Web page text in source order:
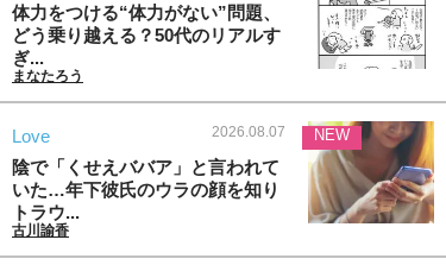
体力をつける“体力がない”問題、
どう乗り越える？50代のリアルす
ぎ...
まなたろう
Love 2026.08.07
陰で「くせえババア」と言われて
いた…年下彼氏のウラの顔を知り
トラウ...
古川諭香
NEW